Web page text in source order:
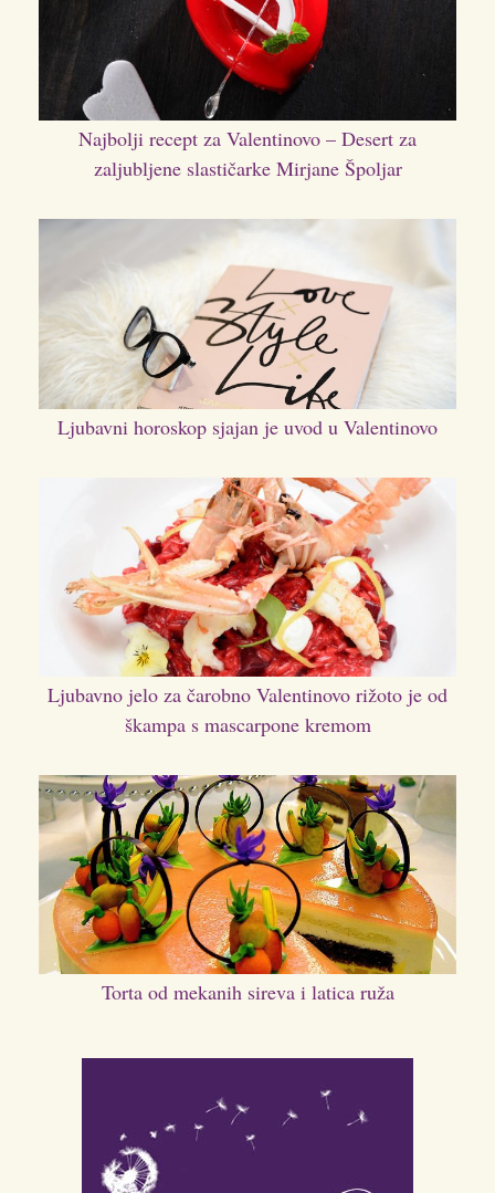
Najbolji recept za Valentinovo – Desert za
zaljubljene slastičarke Mirjane Špoljar
Ljubavni horoskop sjajan je uvod u Valentinovo
Ljubavno jelo za čarobno Valentinovo rižoto je od
škampa s mascarpone kremom
Torta od mekanih sireva i latica ruža